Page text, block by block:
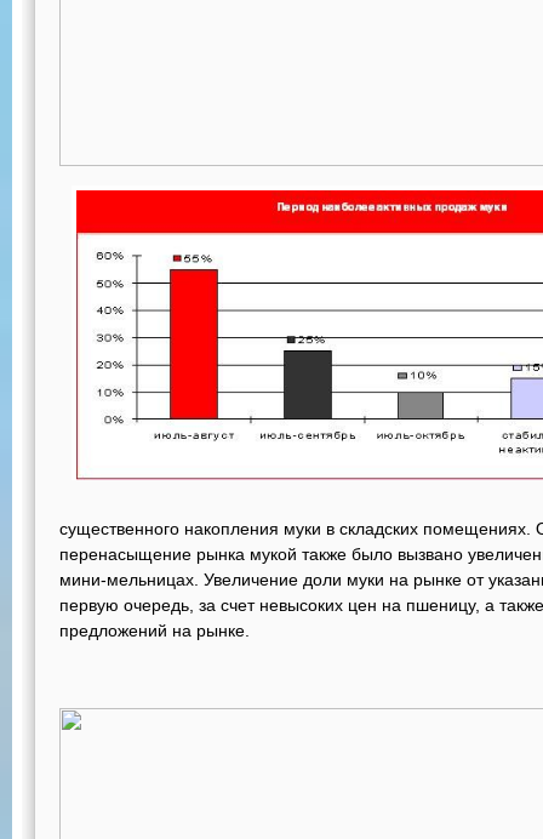
существенного накопления муки в складских помещениях.
перенасыщение рынка мукой также было вызвано
мини-мельницах. Увеличение доли муки на рынке от
первую очередь, за счет невысоких цен на пшеницу, а
предложений на рынке.